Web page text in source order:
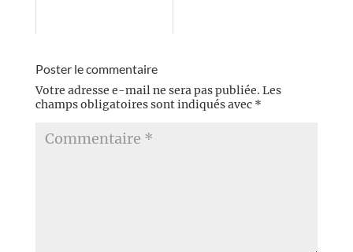
Poster le commentaire
Votre adresse e-mail ne sera pas publiée. Les
champs obligatoires sont indiqués avec *